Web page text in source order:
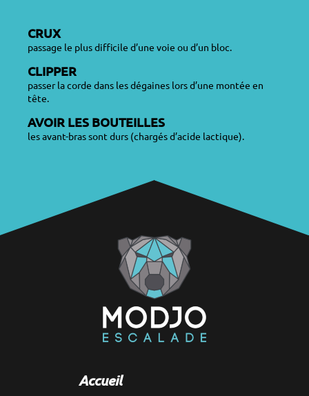
CRUX
passage le plus difficile d’une voie ou d’un bloc.
CLIPPER
passer la corde dans les dégaines lors d’une montée en
tête.
AVOIR LES BOUTEILLES
les avant-bras sont durs (chargés d’acide lactique).
Accueil